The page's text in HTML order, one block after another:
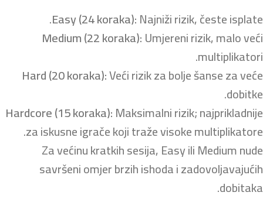
Easy (24 koraka):Najniži rizik, česte isplate.
Medium (22 koraka):Umjereni rizik, malo veći
multiplikatori.
Hard (20 koraka):Veći rizik za bolje šanse za veće
dobitke.
Hardcore (15 koraka):Maksimalni rizik; najprikladnije
za iskusne igrače koji traže visoke multiplikatore.
Za većinu kratkih sesija, Easy ili Medium nude
savršeni omjer brzih ishoda i zadovoljavajućih
dobitaka.